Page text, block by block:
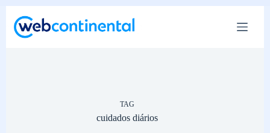
para
TAG
cuidados diários